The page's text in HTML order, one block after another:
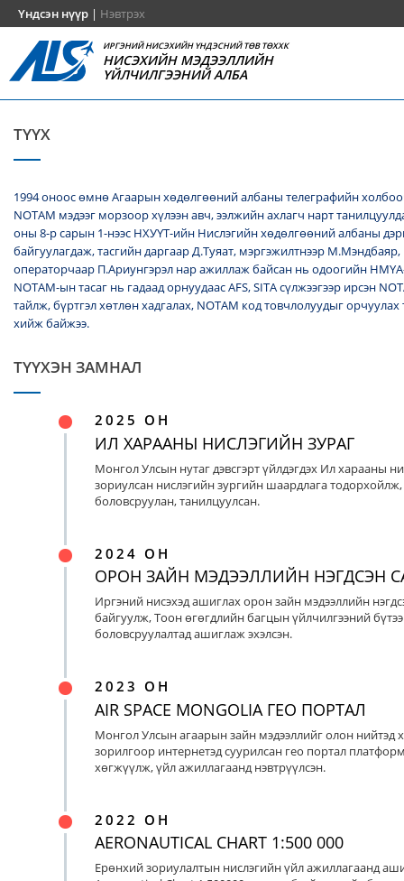
Үндсэн нүүр | Нэвтрэх
ИРГЭНИЙ НИСЭХИЙН ҮНДЭСНИЙ ТӨВ ТӨХХК
НИСЭХИЙН МЭДЭЭЛЛИЙН
ҮЙЛЧИЛГЭЭНИЙ АЛБА
ТҮҮХ
1994 оноос өмнө Агаарын хөдөлгөөний албаны телеграфийн
NОТАМ мэдээг морзоор хүлээн авч, ээлжийн ахлагч нарт
оны 8-р сарын 1-нээс НХУҮТ-ийн Нислэгийн хөдөлгөөний албаны
байгуулагдаж, тасгийн даргаар Д.Туяат, мэргэжилтнээр
операторчаар П.Ариунгэрэл нар ажиллаж байсан нь одоогийн
NOTAM-ын тасаг нь гадаад орнуудаас AFS, SITA сүлжээгээр ирсэн
тайлж, бүртгэл хөтлөн хадгалах, NОТАМ код товчлолуудыг
хийж байжээ.
ТҮҮХЭН ЗАМНАЛ
2025 ОН
ИЛ ХАРААНЫ НИСЛЭГИЙН ЗУРАГ
Монгол Улсын нутаг дэвсгэрт үйлдэгдэх Ил харааны
зориулсан нислэгийн зургийн шаардлага тодорхойлж,
боловсруулан, танилцуулсан.
2024 ОН
ОРОН ЗАЙН МЭДЭЭЛЛИЙН НЭГДСЭН
Иргэний нисэхэд ашиглах орон зайн мэдээллийн
байгуулж, Тоон өгөгдлийн багцын үйлчилгээний
боловсруулалтад ашиглаж эхэлсэн.
2023 ОН
AIR SPACE MONGOLIA ГЕО ПОРТАЛ
Монгол Улсын агаарын зайн мэдээллийг олон нийтэд
зорилгоор интернетэд суурилсан гео портал
хөгжүүлж, үйл ажиллагаанд нэвтрүүлсэн.
2022 ОН
AERONAUTICAL CHART 1:500 000
Ерөнхий зориулалтын нислэгийн үйл ажиллагаанд